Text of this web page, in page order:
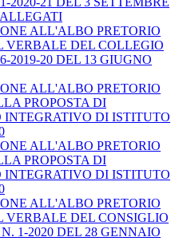
ALLEGATI
ALL'ALBO PRETORIO
VERBALE DEL COLLEGIO
2019-20 DEL 13 GIUGNO
ALL'ALBO PRETORIO
PROPOSTA DI
INTEGRATIVO DI ISTITUTO
ALL'ALBO PRETORIO
PROPOSTA DI
INTEGRATIVO DI ISTITUTO
ALL'ALBO PRETORIO
VERBALE DEL CONSIGLIO
1-2020 DEL 28 GENNAIO